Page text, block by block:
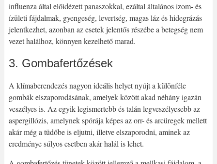
influenza által előidézett panaszokkal, ezáltal általános izom- és
ízületi fájdalmak, gyengeség, levertség, magas láz és hidegrázás
jelentkezhet, azonban az esetek jelentős részébe a betegség nem
vezet halálhoz, könnyen kezelhető marad.
3. Gombafertőzések
A klímaberendezés nagyon ideális helyet nyújt a különféle
gombák elszaporodásának, amelyek között akad néhány igazán
veszélyes is. Az egyik legismertebb és talán legveszélyesebb az
aspergillózis, amelynek spórája képes az orr- és arcüregek mellett
akár még a tüdőbe is eljutni, illetve elszaporodni, aminek az
eredménye súlyos esetben akár halál is lehet.